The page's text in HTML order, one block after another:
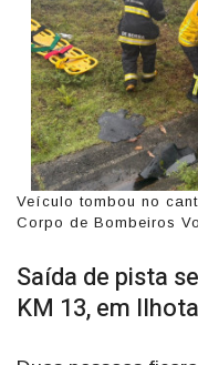
Veículo tombou no
Corpo de Bombeiros
Saída de pista
KM 13, em Ilhota